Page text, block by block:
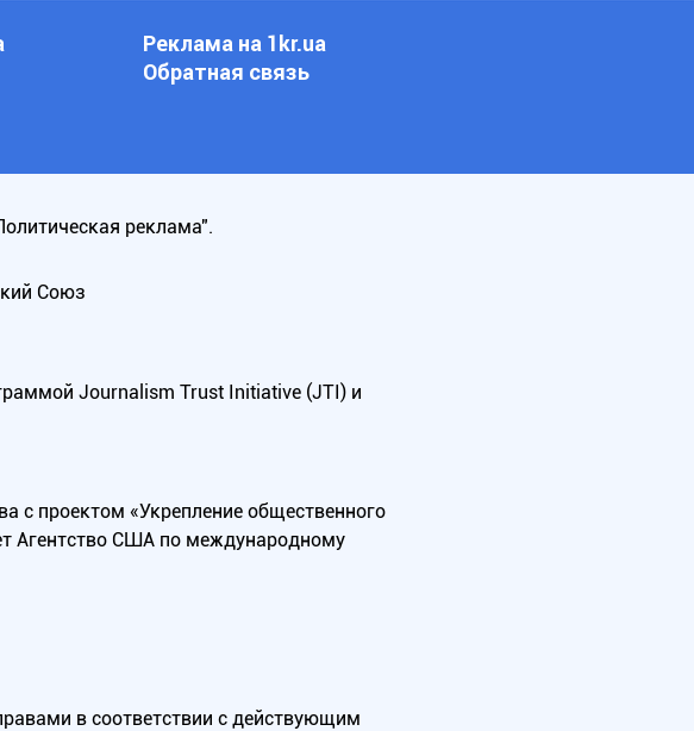
Реклама на 1kr.ua
Обратная связь
реклама".
Союз
Journalism Trust Initiative (JTI) и
с проектом «Укрепление общественного
Агентство США по международному
в соответствии с действующим